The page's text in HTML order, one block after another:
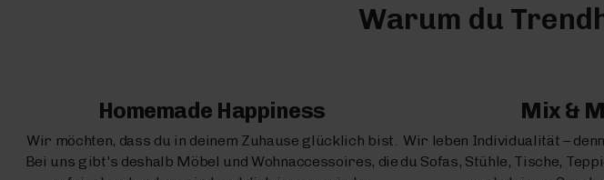
Warum du
Homemade Happiness
Wir möchten, dass du in deinem Zuhause glücklich bist.
Bei uns gibt's deshalb Möbel und Wohnaccessoires, die
Mix &
Wir leben Individualität –
du Sofas, Stühle, Tische,